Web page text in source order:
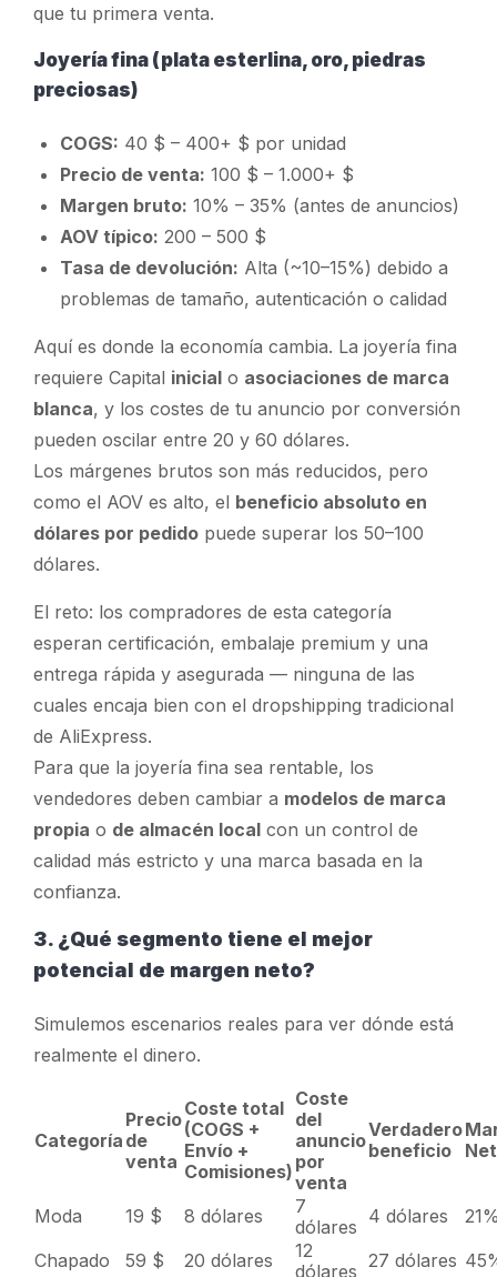
que tu primera venta.
Joyería fina (plata esterlina, oro, piedras
preciosas)
COGS: 40 $ – 400+ $ por unidad
Precio de venta: 100 $ – 1.000+ $
Margen bruto: 10% – 35% (antes de anuncios)
AOV típico: 200 – 500 $
Tasa de devolución: Alta (~10–15%) debido a
problemas de tamaño, autenticación o calidad
Aquí es donde la economía cambia. La joyería fina
requiere Capital inicial o asociaciones de marca
blanca, y los costes de tu anuncio por conversión
pueden oscilar entre 20 y 60 dólares.
Los márgenes brutos son más reducidos, pero
como el AOV es alto, el beneficio absoluto en
dólares por pedido puede superar los 50–100
dólares.
El reto: los compradores de esta categoría
esperan certificación, embalaje premium y una
entrega rápida y asegurada — ninguna de las
cuales encaja bien con el dropshipping tradicional
de AliExpress.
Para que la joyería fina sea rentable, los
vendedores deben cambiar a modelos de marca
propia o de almacén local con un control de
calidad más estricto y una marca basada en la
confianza.
3. ¿Qué segmento tiene el mejor
potencial de margen neto?
Simulemos escenarios reales para ver dónde está
realmente el dinero.
Categoría
Precio
de
venta
Coste total
(COGS +
Envío +
Comisiones)
Coste
del
anuncio
por
venta
Verdadero
beneficio
Moda 19 $ 8 dólares
7
dólares 4 dólares
Chapado
59 $ 20 dólares
12
dólares 27 dólares